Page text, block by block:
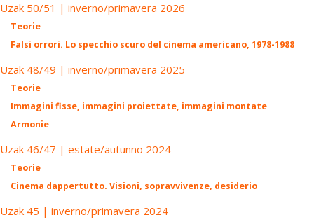
Uzak 50/51 | inverno/primavera 2026
Teorie
Falsi orrori. Lo specchio scuro del cinema americano, 1978-1988
Uzak 48/49 | inverno/primavera 2025
Teorie
Immagini fisse, immagini proiettate, immagini montate
Armonie
Uzak 46/47 | estate/autunno 2024
Teorie
Cinema dappertutto. Visioni, sopravvivenze, desiderio
Uzak 45 | inverno/primavera 2024